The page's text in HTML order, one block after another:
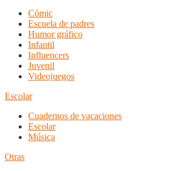
Cómic
Escuela de padres
Humor gráfico
Infantil
Influencers
Juvenil
Videojuegos
Escolar
Cuadernos de vacaciones
Escolar
Música
Otras